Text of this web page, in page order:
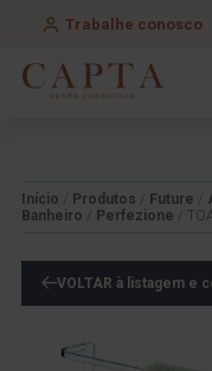
Trabalhe conosco
Início Produtos Future
Banheiro
Perfezione /
VOLTAR à listagem e